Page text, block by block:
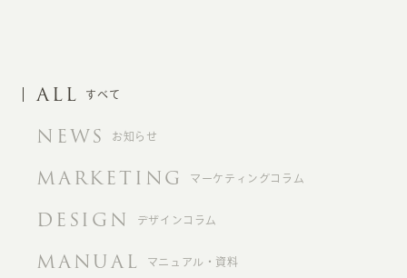
ALL すべて
NEWS お知らせ
MARKETING マーケティングコラム
DESIGN デザインコラム
MANUAL マニュアル・資料